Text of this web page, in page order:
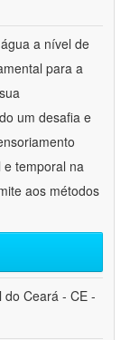
a nível de
para a
um desafia e
e temporal na
aos métodos
do Ceará - CE -